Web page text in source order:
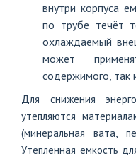
внутри корпуса
по трубе течёт
охлаждаемый
может
содержимого, так
Для снижения
утепляются
(минеральная вата,
Утепленная емкость